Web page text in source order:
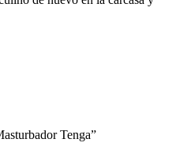
Tenga”